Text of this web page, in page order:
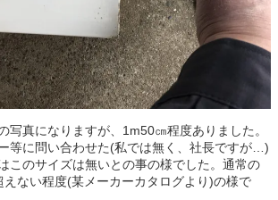
写真になりますが、1m50㎝程度ありました。
等に問い合わせた(私では無く、社長ですが…)
このサイズは無いとの事の様でした。通常の
ない程度(某メーカーカタログより)の様で